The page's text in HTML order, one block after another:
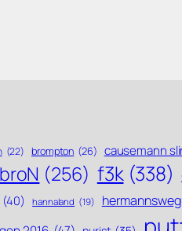
(22) brompton (26) causemann
(256) f3k (338)
(40) hannaland (19) hermannsweg